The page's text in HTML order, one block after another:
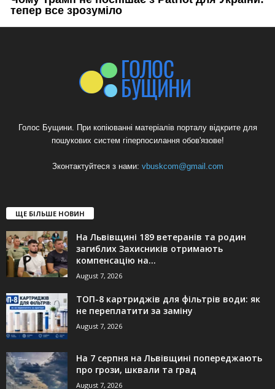
Голос Бущини. При копіюванні матеріалів порталу відкрите для
пошукових систем гіперпосилання обов'язове!
Зконтактуйтеся з нами: vbuskcom@gmail.com
ЩЕ БІЛЬШЕ НОВИН
На Львівщині 189 ветеранів та родин
загиблих Захисників отримають
компенсацію на...
August 7, 2026
ТОП-8 картриджів для фільтрів води: як
не переплатити за заміну
August 7, 2026
На 7 серпня на Львівщині попереджають
про грози, шквали та град
August 7, 2026